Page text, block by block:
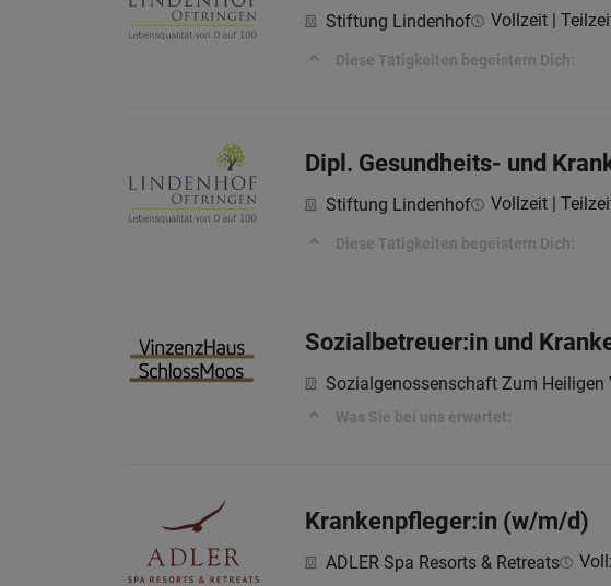
Stiftung Lindenhof Vollzeit |
Diese Tätigkeiten begeistern Dich:
Dipl. Gesundheits- und
Stiftung Lindenhof Vollzeit |
Diese Tätigkeiten begeistern Dich:
Sozialbetreuer:in und
Sozialgenossenschaft Zum Heiligen
Was Sie bei uns erwartet:
Krankenpfleger:in (w/m/d)
ADLER Spa Resorts & Retreats